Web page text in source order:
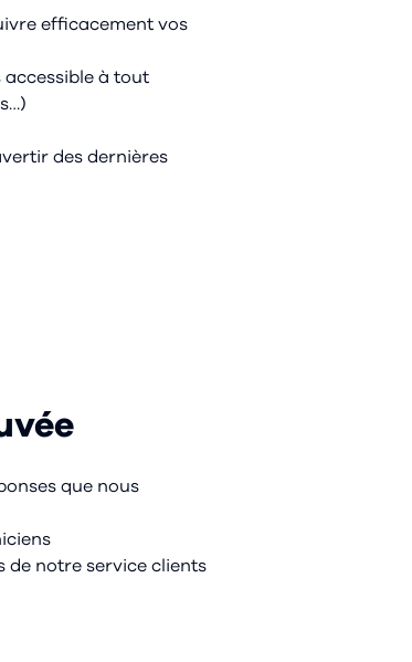
efficacement vos
accessible à tout
des dernières
que nous
de notre service clients